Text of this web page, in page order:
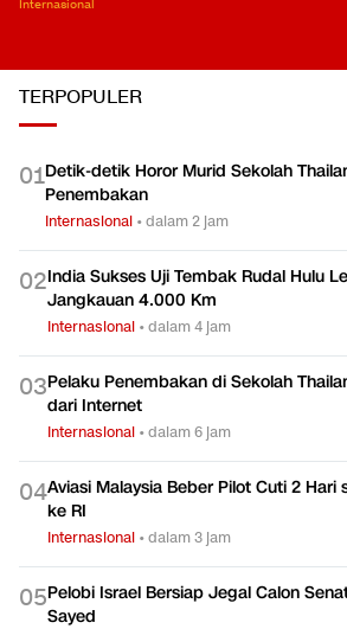
Internasional
TERPOPULER
01Detik-detik Horor Murid Sekolah
Penembakan
Internasional •dalam 2 jam
02India Sukses Uji Tembak Rudal Hulu
Jangkauan 4.000 Km
Internasional •dalam 4 jam
03Pelaku Penembakan di Sekolah
dari Internet
Internasional •dalam 6 jam
04Aviasi Malaysia Beber Pilot Cuti 2 Hari
ke RI
Internasional •dalam 3 jam
05Pelobi Israel Bersiap Jegal Calon
Sayed